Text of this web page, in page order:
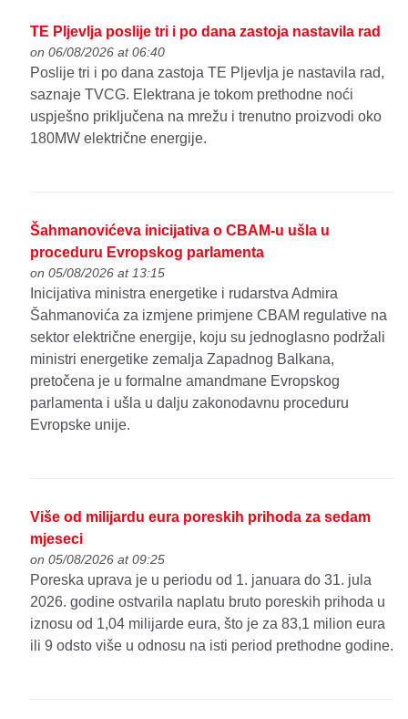
TE Pljevlja poslije tri i po dana zastoja nastavila rad
on 06/08/2026 at 06:40
Poslije tri i po dana zastoja TE Pljevlja je nastavila rad,
saznaje TVCG. Elektrana je tokom prethodne noći
uspješno priključena na mrežu i trenutno proizvodi oko
180MW električne energije.
Šahmanovićeva inicijativa o CBAM-u ušla u
proceduru Evropskog parlamenta
on 05/08/2026 at 13:15
Inicijativa ministra energetike i rudarstva Admira
Šahmanovića za izmjene primjene CBAM regulative na
sektor električne energije, koju su jednoglasno podržali
ministri energetike zemalja Zapadnog Balkana,
pretočena je u formalne amandmane Evropskog
parlamenta i ušla u dalju zakonodavnu proceduru
Evropske unije.
Više od milijardu eura poreskih prihoda za sedam
mjeseci
on 05/08/2026 at 09:25
Poreska uprava je u periodu od 1. januara do 31. jula
2026. godine ostvarila naplatu bruto poreskih prihoda u
iznosu od 1,04 milijarde eura, što je za 83,1 milion eura
ili 9 odsto više u odnosu na isti period prethodne godine.